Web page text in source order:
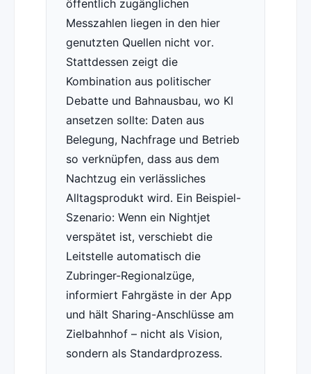
öffentlich zugänglichen
Messzahlen liegen in den hier
genutzten Quellen nicht vor.
Stattdessen zeigt die
Kombination aus politischer
Debatte und Bahnausbau, wo KI
ansetzen sollte: Daten aus
Belegung, Nachfrage und Betrieb
so verknüpfen, dass aus dem
Nachtzug ein verlässliches
Alltagsprodukt wird. Ein Beispiel-
Szenario: Wenn ein Nightjet
verspätet ist, verschiebt die
Leitstelle automatisch die
Zubringer-Regionalzüge,
informiert Fahrgäste in der App
und hält Sharing-Anschlüsse am
Zielbahnhof – nicht als Vision,
sondern als Standardprozess.